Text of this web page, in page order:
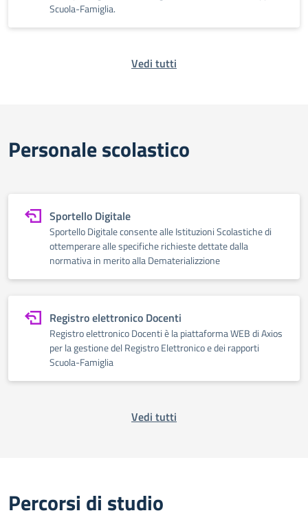
Scuola-Famiglia.
Vedi tutti
Personale scolastico
Sportello Digitale
Sportello Digitale consente alle Istituzioni Scolastiche di
ottemperare alle specifiche richieste dettate dalla
normativa in merito alla Dematerializzione
Registro elettronico Docenti
Registro elettronico Docenti è la piattaforma WEB di Axios
per la gestione del Registro Elettronico e dei rapporti
Scuola-Famiglia
Vedi tutti
Percorsi di studio